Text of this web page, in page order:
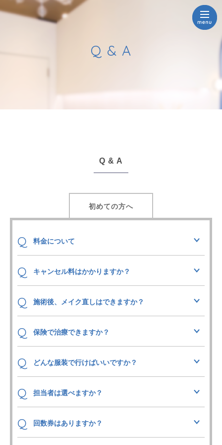
Q & A
Q & A
初めての方へ
Q 料金について
Q キャンセル料はかかりますか？
Q 施術後、メイク直しはできますか？
Q 保険で治療できますか？
Q どんな服装で行けばいいですか？
Q 担当者は選べますか？
Q 回数券はありますか？